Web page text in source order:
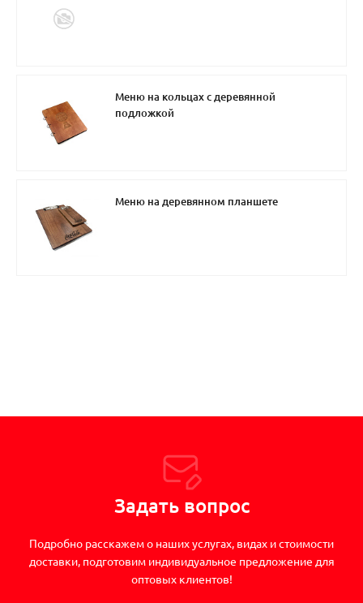
Меню на кольцах с деревянной
подложкой
Меню на деревянном планшете
Задать вопрос
Подробно расскажем о наших услугах, видах и стоимости
доставки, подготовим индивидуальное предложение для
оптовых клиентов!